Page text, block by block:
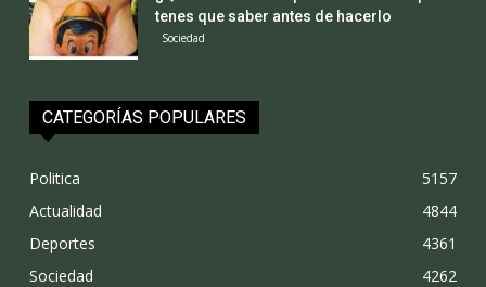
tenes que saber antes de hacerlo
Sociedad
CATEGORÍAS POPULARES
Politica
5157
Actualidad
4844
Deportes
4361
Sociedad
4262